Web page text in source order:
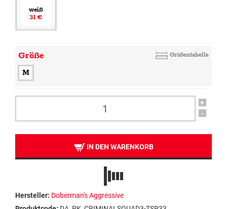
weiß
31 €
Größe Größentabelle
M
+
-
IN DEN WARENKORB
Hersteller: Doberman's Aggressive